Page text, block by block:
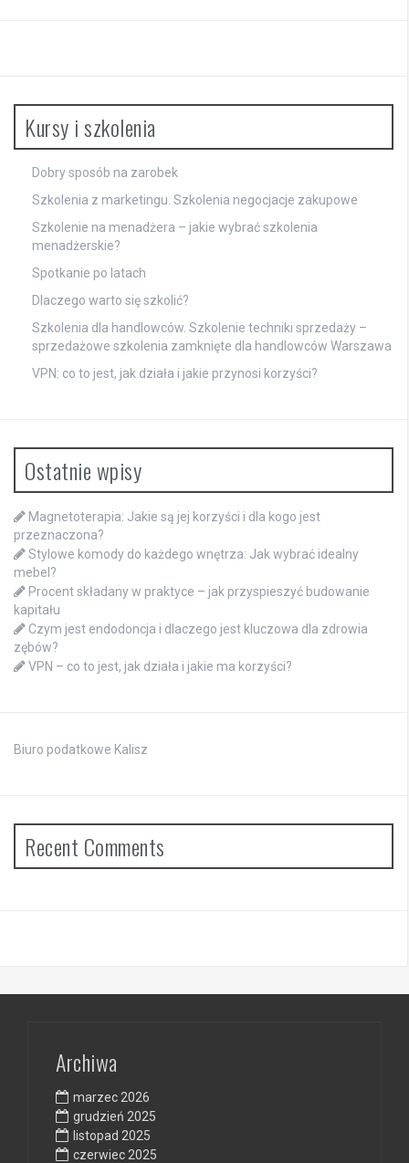
Kursy i szkolenia
Dobry sposób na zarobek
Szkolenia z marketingu. Szkolenia negocjacje zakupowe
Szkolenie na menadżera – jakie wybrać szkolenia
menadżerskie?
Spotkanie po latach
Dlaczego warto się szkolić?
Szkolenia dla handlowców. Szkolenie techniki sprzedaży –
sprzedażowe szkolenia zamknięte dla handlowców Warszawa
VPN: co to jest, jak działa i jakie przynosi korzyści?
Ostatnie wpisy
Magnetoterapia: Jakie są jej korzyści i dla kogo jest
przeznaczona?
Stylowe komody do każdego wnętrza: Jak wybrać idealny
mebel?
Procent składany w praktyce – jak przyspieszyć budowanie
kapitału
Czym jest endodoncja i dlaczego jest kluczowa dla zdrowia
zębów?
VPN – co to jest, jak działa i jakie ma korzyści?
Biuro podatkowe Kalisz
Recent Comments
Archiwa
marzec 2026
grudzień 2025
listopad 2025
czerwiec 2025